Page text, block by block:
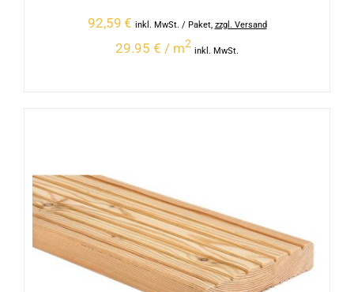
92,59 € inkl. MwSt. / Paket, zzgl. Versand
29.95 € / m2
inkl. MwSt.